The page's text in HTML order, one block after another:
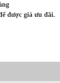
được giá ưu đãi.